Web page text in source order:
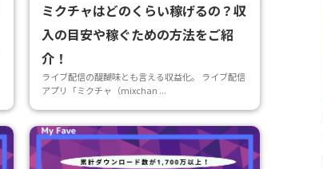
ミクチャはどのくらい稼げるの？収
入の目安や稼ぐための方法をご紹
介！
ライブ配信の醍醐味とも言える収益化。 ライブ配信
アプリ「ミクチャ（mixchan ...